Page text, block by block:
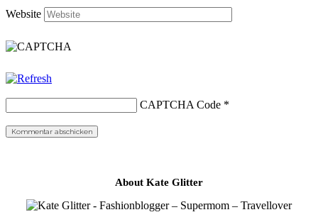
Website
CAPTCHA Code *
About Kate Glitter